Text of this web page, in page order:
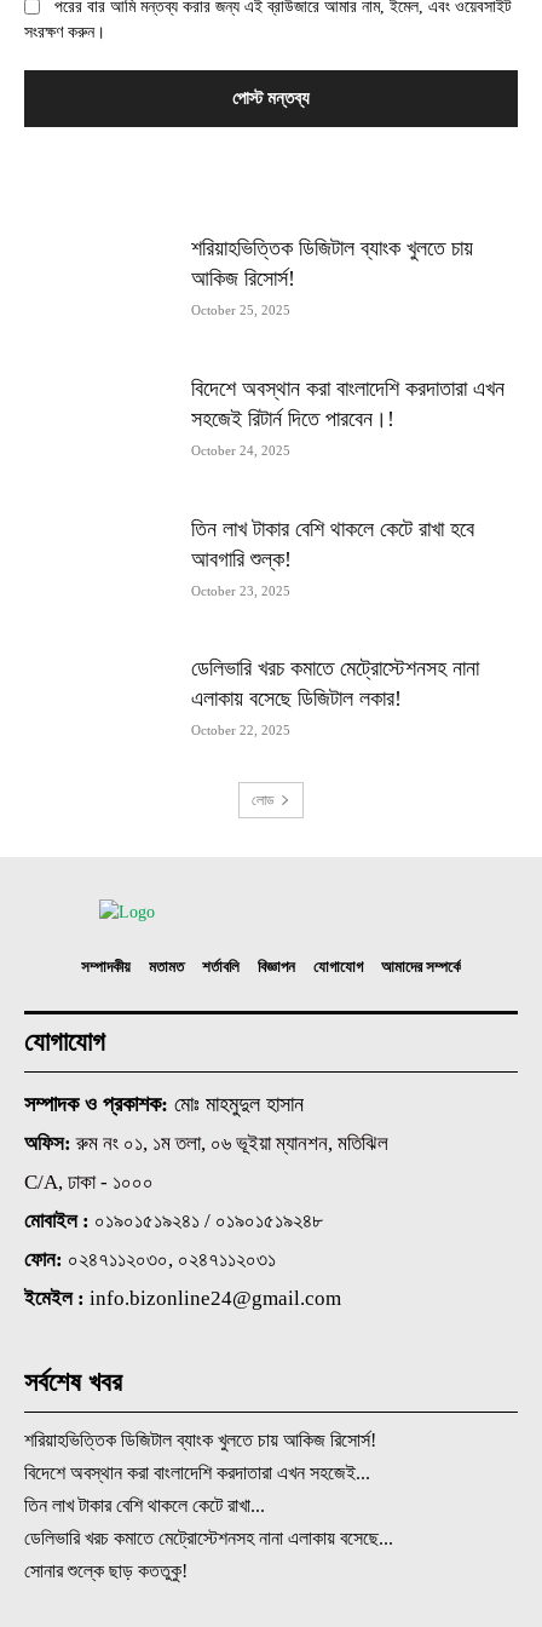
পরের বার আমি মন্তব্য করার জন্য এই ব্রাউজারে আমার নাম, ইমেল, এবং ওয়েবসাইট
সংরক্ষণ করুন।
শরিয়াহভিত্তিক ডিজিটাল ব্যাংক খুলতে চায়
আকিজ রিসোর্স!
October 25, 2025
বিদেশে অবস্থান করা বাংলাদেশি করদাতারা এখন
সহজেই রিটার্ন দিতে পারবেন।!
October 24, 2025
তিন লাখ টাকার বেশি থাকলে কেটে রাখা হবে
আবগারি শুল্ক!
October 23, 2025
ডেলিভারি খরচ কমাতে মেট্রোস্টেশনসহ নানা
এলাকায় বসেছে ডিজিটাল লকার!
October 22, 2025
লোড
সম্পাদকীয় মতামত শর্তাবলি বিজ্ঞাপন যোগাযোগ আমাদের সম্পর্কে
যোগাযোগ
সম্পাদক ও প্রকাশক: মোঃ মাহমুদুল হাসান
অফিস:রুম নং ০১, ১ম তলা, ০৬ ভূইয়া ম্যানশন, মতিঝিল
C/A, ঢাকা - ১০০০
মোবাইল : ০১৯০১৫১৯২৪১ / ০১৯০১৫১৯২৪৮
ফোন: ০২৪৭১১২০৩০, ০২৪৭১১২০৩১
ইমেইল : info.bizonline24@gmail.com
সর্বশেষ খবর
শরিয়াহভিত্তিক ডিজিটাল ব্যাংক খুলতে চায় আকিজ রিসোর্স!
বিদেশে অবস্থান করা বাংলাদেশি করদাতারা এখন সহজেই...
তিন লাখ টাকার বেশি থাকলে কেটে রাখা...
ডেলিভারি খরচ কমাতে মেট্রোস্টেশনসহ নানা এলাকায় বসেছে...
সোনার শুল্কে ছাড় কততুকু!